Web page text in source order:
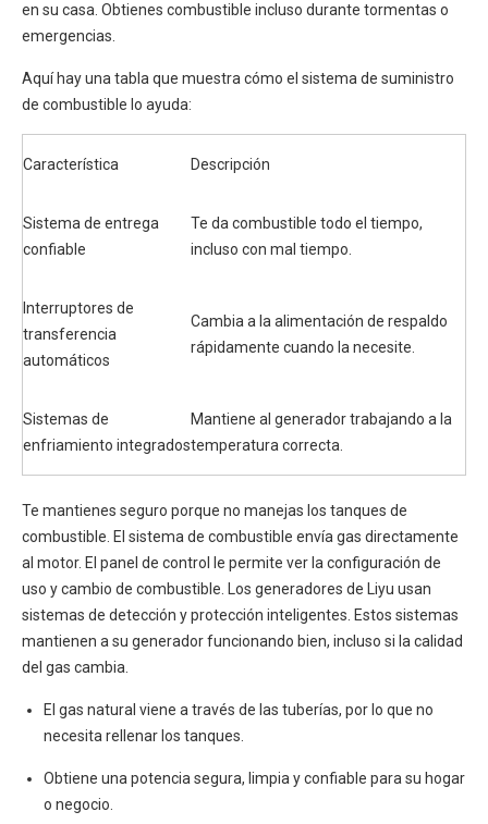
en su casa. Obtienes combustible incluso durante tormentas o
emergencias.
Aquí hay una tabla que muestra cómo el sistema de suministro
de combustible lo ayuda:
Característica Descripción
Sistema de entrega
confiable
Te da combustible todo el tiempo,
incluso con mal tiempo.
Interruptores de
transferencia
automáticos
Cambia a la alimentación de respaldo
rápidamente cuando la necesite.
Sistemas de
enfriamiento integrados
Mantiene al generador trabajando a la
temperatura correcta.
Te mantienes seguro porque no manejas los tanques de
combustible. El sistema de combustible envía gas directamente
al motor. El panel de control le permite ver la configuración de
uso y cambio de combustible. Los generadores de Liyu usan
sistemas de detección y protección inteligentes. Estos sistemas
mantienen a su generador funcionando bien, incluso si la calidad
del gas cambia.
El gas natural viene a través de las tuberías, por lo que no
necesita rellenar los tanques.
Obtiene una potencia segura, limpia y confiable para su hogar
o negocio.